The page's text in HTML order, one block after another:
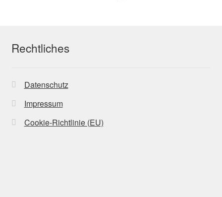
Rechtliches
Datenschutz
Impressum
Cookie-Richtlinie (EU)